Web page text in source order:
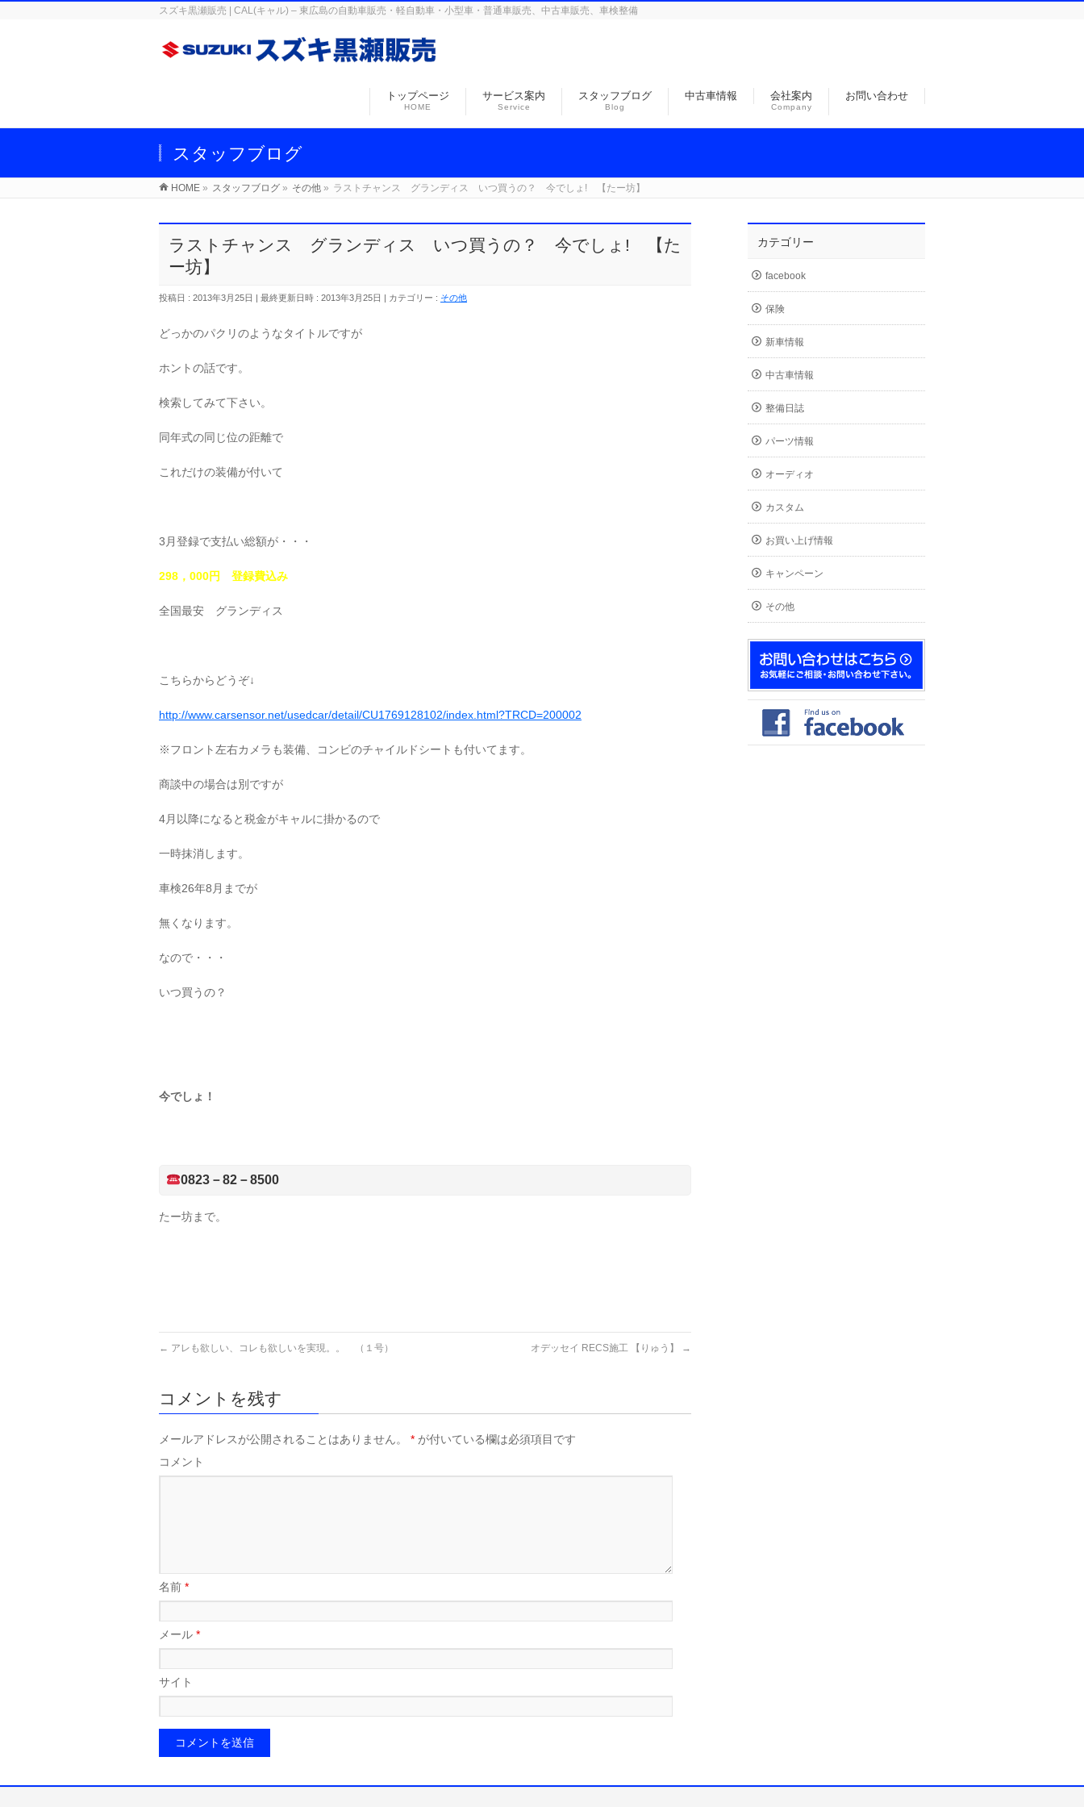
スズキ黒瀬販売 | CAL(キャル) – 東広島の自動車販売・軽自動車・小型車・普通車販売、中古車販売、車検整備
トップページ
HOME
サービス案内
Service
スタッフブログ
Blog
中古車情報 会社案内
Company
お問い合わせ
スタッフブログ
HOME » スタッフブログ » その他 » ラストチャンス グランディス いつ買うの？ 今でしょ! 【たー坊】
ラストチャンス グランディス いつ買うの？ 今でしょ! 【た
ー坊】
投稿日 : 2013年3月25日 最終更新日時 : 2013年3月25日 カテゴリー : その他
どっかのパクリのようなタイトルですが
ホントの話です。
検索してみて下さい。
同年式の同じ位の距離で
これだけの装備が付いて
3月登録で支払い総額が・・・
298，000円 登録費込み
全国最安 グランディス
こちらからどうぞ↓
http://www.carsensor.net/usedcar/detail/CU1769128102/index.html?TRCD=200002
※フロント左右カメラも装備、コンビのチャイルドシートも付いてます。
商談中の場合は別ですが
4月以降になると税金がキャルに掛かるので
一時抹消します。
車検26年8月までが
無くなります。
なので・・・
いつ買うの？
今でしょ！
0823－82－8500
たー坊まで。
← アレも欲しい、コレも欲しいを実現。。 （１号） オデッセイ RECS施工 【りゅう】 →
コメントを残す
メールアドレスが公開されることはありません。 * が付いている欄は必須項目です
コメント
名前 *
メール *
サイト
カテゴリー
facebook
保険
新車情報
中古車情報
整備日誌
パーツ情報
オーディオ
カスタム
お買い上げ情報
キャンペーン
その他